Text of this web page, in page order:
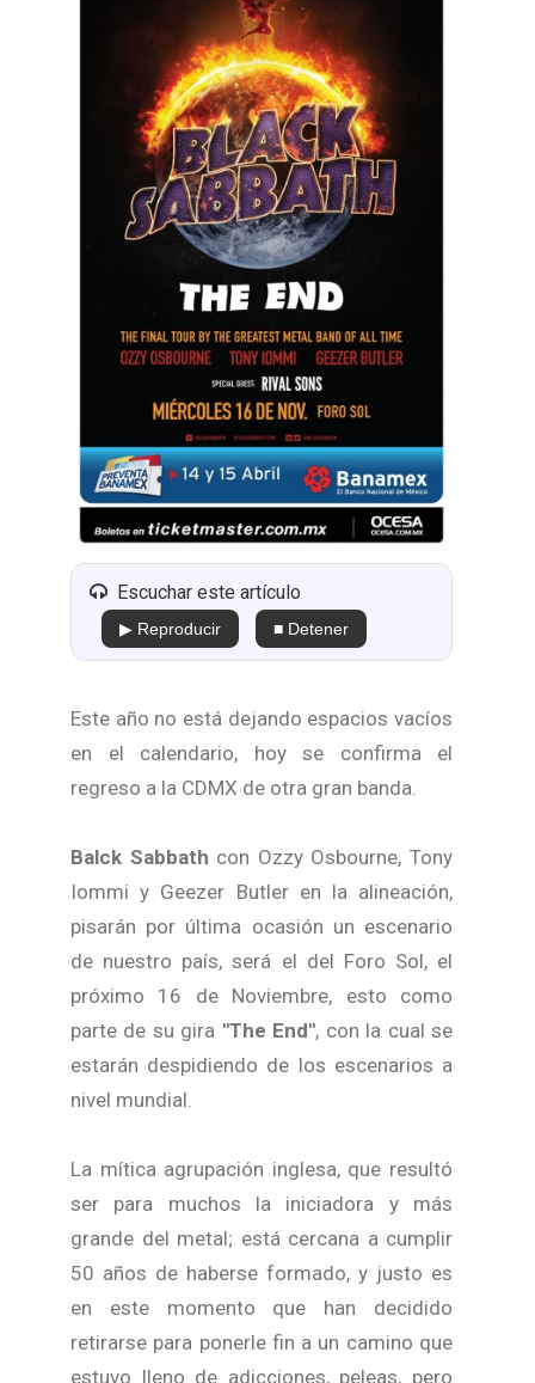
Escuchar este artículo
▶ Reproducir ■ Detener
Este año no está dejando espacios vacíos
en el calendario, hoy se confirma el
regreso a la CDMX de otra gran banda.
Balck Sabbath con Ozzy Osbourne, Tony
Iommi y Geezer Butler en la alineación,
pisarán por última ocasión un escenario
de nuestro país, será el del Foro Sol, el
próximo 16 de Noviembre, esto como
parte de su gira "The End", con la cual se
estarán despidiendo de los escenarios a
nivel mundial.
La mítica agrupación inglesa, que resultó
ser para muchos la iniciadora y más
grande del metal; está cercana a cumplir
50 años de haberse formado, y justo es
en este momento que han decidido
retirarse para ponerle fin a un camino que
estuvo lleno de adicciones, peleas, pero